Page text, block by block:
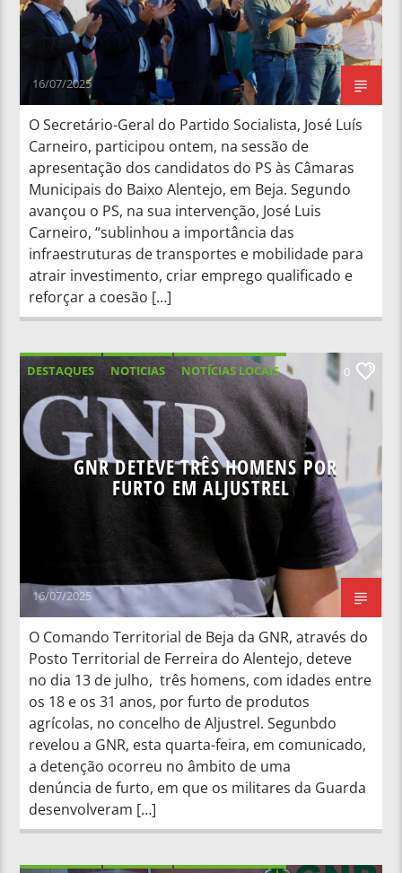
16/07/2025
O Secretário-Geral do Partido Socialista, José Luís
Carneiro, participou ontem, na sessão de
apresentação dos candidatos do PS às Câmaras
Municipais do Baixo Alentejo, em Beja. Segundo
avançou o PS, na sua intervenção, José Luis
Carneiro, “sublinhou a importância das
infraestruturas de transportes e mobilidade para
atrair investimento, criar emprego qualificado e
reforçar a coesão […]
DESTAQUES NOTICIAS
NOTÍCIAS LOCAIS
NOTÍCIAS NACIONAIS
0
GNR DETEVE TRÊS HOMENS POR
FURTO EM ALJUSTREL
16/07/2025
O Comando Territorial de Beja da GNR, através do
Posto Territorial de Ferreira do Alentejo, deteve
no dia 13 de julho, três homens, com idades entre
os 18 e os 31 anos, por furto de produtos
agrícolas, no concelho de Aljustrel. Segunbdo
revelou a GNR, esta quarta-feira, em comunicado,
a detenção ocorreu no âmbito de uma
denúncia de furto, em que os militares da Guarda
desenvolveram […]